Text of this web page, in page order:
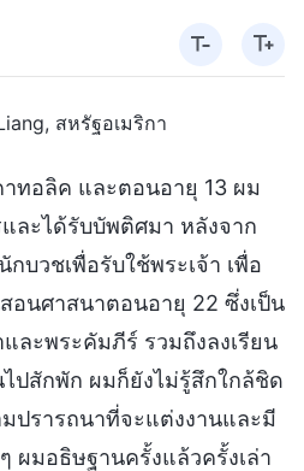
สหรัฐอเมริกา
ทอลิค และตอนอายุ 13 ผม
ละได้รับบัพติศมา หลังจาก
บวชเพื่อรับใช้พระเจ้า เพื่อ
อนศาสนาตอนอายุ 22 ซึ่งเป็น
ละพระคัมภีร์ รวมถึงลงเรียน
ปสักพัก ผมก็ยังไม่รู้สึกใกล้ชิด
ปรารถนาที่จะแต่งงานและมี
ผมอธิษฐานครั้งแล้วครั้งเล่า